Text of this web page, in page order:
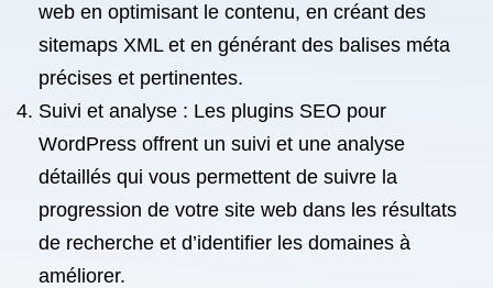
web en optimisant le contenu, en créant des
sitemaps XML et en générant des balises méta
précises et pertinentes.
Suivi et analyse : Les plugins SEO pour
WordPress offrent un suivi et une analyse
détaillés qui vous permettent de suivre la
progression de votre site web dans les résultats
de recherche et d’identifier les domaines à
améliorer.